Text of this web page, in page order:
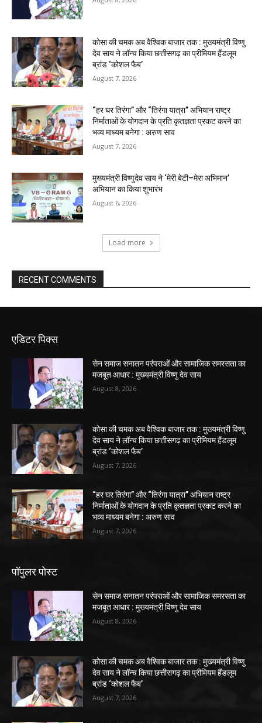
कोसा की चमक अब वैश्विक बाजार तक : मुख्यमंत्री विष्णु
देव साय ने लॉन्च किया छत्तीसगढ़ का प्रीमियम हैंडलूम
ब्रांड ‘कोशल फैब’
August 7, 2026
“हर घर तिरंगा” और “तिरंगा यात्रा” अभियान राष्ट्र
निर्माताओं के योगदान के प्रति कृतज्ञता प्रकट करने का
भव्य माध्यम बनेगा : अरुण साव
August 7, 2026
मुख्यमंत्री विष्णुदेव साय ने ‘मेरी बेटी–मेरा अभिमान’
अभियान का किया शुभारंभ
August 6, 2026
Load more
RECENT COMMENTS
एडिटर पिक्स
सेन समाज सनातन परंपराओं और सामाजिक समरसता का
मजबूत आधार : मुख्यमंत्री विष्णु देव साय
August 8, 2026
कोसा की चमक अब वैश्विक बाजार तक : मुख्यमंत्री विष्णु
देव साय ने लॉन्च किया छत्तीसगढ़ का प्रीमियम हैंडलूम
ब्रांड ‘कोशल फैब’
August 7, 2026
“हर घर तिरंगा” और “तिरंगा यात्रा” अभियान राष्ट्र
निर्माताओं के योगदान के प्रति कृतज्ञता प्रकट करने का
भव्य माध्यम बनेगा : अरुण साव
August 7, 2026
पॉपुलर पोस्ट
सेन समाज सनातन परंपराओं और सामाजिक समरसता का
मजबूत आधार : मुख्यमंत्री विष्णु देव साय
August 8, 2026
कोसा की चमक अब वैश्विक बाजार तक : मुख्यमंत्री विष्णु
देव साय ने लॉन्च किया छत्तीसगढ़ का प्रीमियम हैंडलूम
ब्रांड ‘कोशल फैब’
August 7, 2026